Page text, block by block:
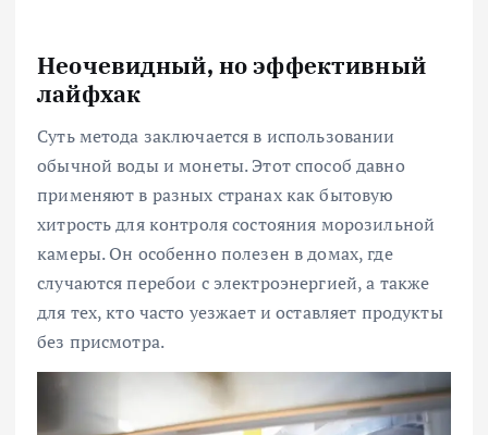
Неочевидный, но эффективный
лайфхак
Суть метода заключается в использовании
обычной воды и монеты. Этот способ давно
применяют в разных странах как бытовую
хитрость для контроля состояния морозильной
камеры. Он особенно полезен в домах, где
случаются перебои с электроэнергией, а также
для тех, кто часто уезжает и оставляет продукты
без присмотра.